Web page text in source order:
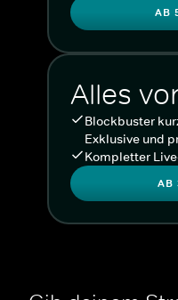
AB
Alles
Blockbuster
Exklusive und
Kompletter
AB